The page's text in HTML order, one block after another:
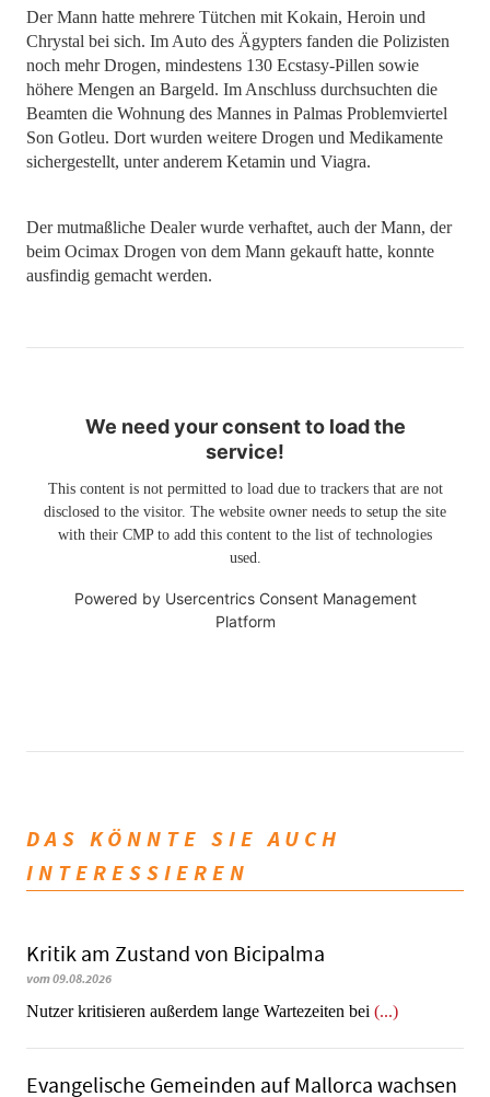
Der Mann hatte mehrere Tütchen mit Kokain, Heroin und
Chrystal bei sich. Im Auto des Ägypters fanden die Polizisten
noch mehr Drogen, mindestens 130 Ecstasy-Pillen sowie
höhere Mengen an Bargeld. Im Anschluss durchsuchten die
Beamten die Wohnung des Mannes in Palmas Problemviertel
Son Gotleu. Dort wurden weitere Drogen und Medikamente
sichergestellt, unter anderem Ketamin und Viagra.
Der mutmaßliche Dealer wurde verhaftet, auch der Mann, der
beim Ocimax Drogen von dem Mann gekauft hatte, konnte
ausfindig gemacht werden.
We need your consent to load the
service!
This content is not permitted to load due to trackers that are not
disclosed to the visitor. The website owner needs to setup the site
with their CMP to add this content to the list of technologies
used.
Powered by Usercentrics Consent Management
Platform
DAS KÖNNTE SIE AUCH
INTERESSIEREN
Kritik am Zustand von Bicipalma
vom 09.08.2026
Nutzer kritisieren außerdem lange Wartezeiten bei (...)
Evangelische Gemeinden auf Mallorca wachsen